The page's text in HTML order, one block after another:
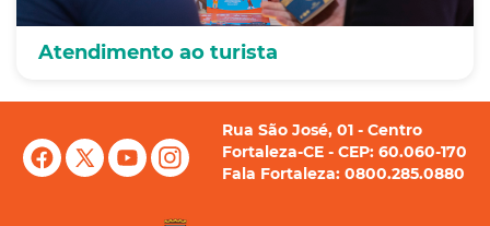
Atendimento ao turista
Rua São José, 01 - Centro
Fortaleza-CE - CEP: 60.060-170
Fala Fortaleza: 0800.285.0880